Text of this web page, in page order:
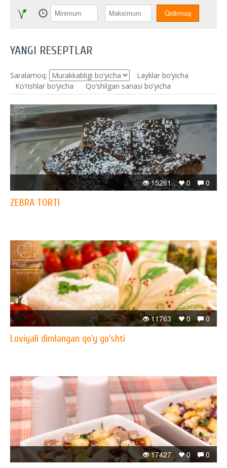
YANGI RESEPTLAR
Saralamoq:
Layklar bo’yicha
Ko‘rishlar bo‘yicha
Qo’shilgan sanasi bo’yicha
0
0
15261
ZEBRA TORTI
0
0
11763
Loviyali dimlangan qo‘y go‘shti
0
0
17427